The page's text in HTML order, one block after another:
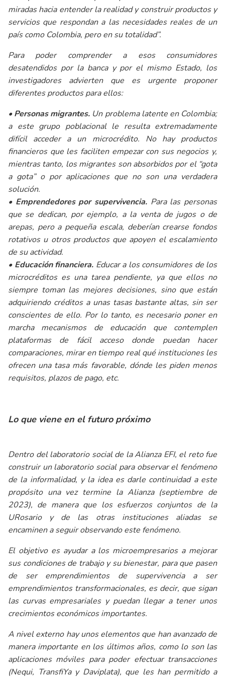
miradas hacia entender la realidad y construir productos y
servicios que respondan a las necesidades reales de un
país como Colombia, pero en su totalidad”.
Para poder comprender a esos consumidores
desatendidos por la banca y por el mismo Estado, los
investigadores advierten que es urgente proponer
diferentes productos para ellos:
•Personas migrantes. Un problema latente en Colombia;
a este grupo poblacional le resulta extremadamente
difícil acceder a un microcrédito. No hay productos
financieros que les faciliten empezar con sus negocios y,
mientras tanto, los migrantes son absorbidos por el “gota
a gota” o por aplicaciones que no son una verdadera
solución.
• Emprendedores por supervivencia. Para las personas
que se dedican, por ejemplo, a la venta de jugos o de
arepas, pero a pequeña escala, deberían crearse fondos
rotativos u otros productos que apoyen el escalamiento
de su actividad.
• Educación financiera. Educar a los consumidores de los
microcréditos es una tarea pendiente, ya que ellos no
siempre toman las mejores decisiones, sino que están
adquiriendo créditos a unas tasas bastante altas, sin ser
conscientes de ello. Por lo tanto, es necesario poner en
marcha mecanismos de educación que contemplen
plataformas de fácil acceso donde puedan hacer
comparaciones, mirar en tiempo real qué instituciones les
ofrecen una tasa más favorable, dónde les piden menos
requisitos, plazos de pago, etc.
Lo que viene en el futuro próximo
Dentro del laboratorio social de la Alianza EFI, el reto fue
construir un laboratorio social para observar el fenómeno
de la informalidad, y la idea es darle continuidad a este
propósito una vez termine la Alianza (septiembre de
2023), de manera que los esfuerzos conjuntos de la
URosario y de las otras instituciones aliadas se
encaminen a seguir observando este fenómeno.
El objetivo es ayudar a los microempresarios a mejorar
sus condiciones de trabajo y su bienestar, para que pasen
de ser emprendimientos de supervivencia a ser
emprendimientos transformacionales, es decir, que sigan
las curvas empresariales y puedan llegar a tener unos
crecimientos económicos importantes.
A nivel externo hay unos elementos que han avanzado de
manera importante en los últimos años, como lo son las
aplicaciones móviles para poder efectuar transacciones
(Nequi, TransfiYa y Daviplata), que les han permitido a